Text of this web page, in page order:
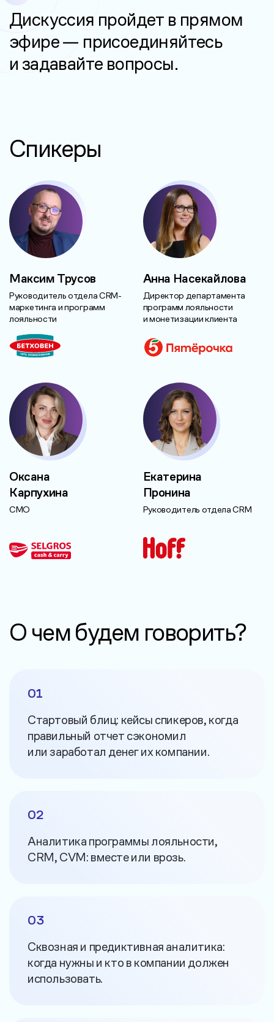
Дискуссия пройдет в прямом
эфире — присоединяйтесь
и задавайте вопросы.
Спикеры
Максим Трусов
Руководитель отдела CRM-
маркетинга и программ
лояльности
Анна Насекайлова
Директор департамента
программ лояльности
и монетизации клиента
Оксана
Карпухина
CMO
Екатерина
Пронина
Руководитель отдела CRM
О чем будем говорить?
01
Стартовый блиц: кейсы спикеров, когда
правильный отчет сэкономил
или заработал денег их компании.
02
Аналитика программы лояльности,
CRM, CVM: вместе или врозь.
03
Сквозная и предиктивная аналитика:
когда нужны и кто в компании должен
использовать.